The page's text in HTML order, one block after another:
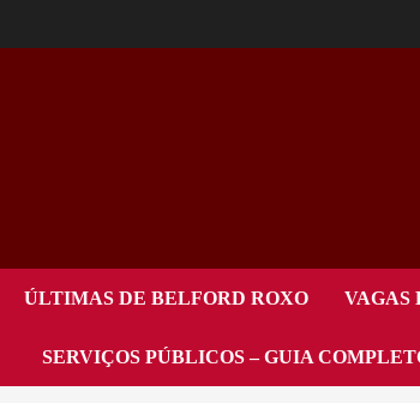
ÚLTIMAS DE BELFORD ROXO VAGAS
SERVIÇOS PÚBLICOS – GUIA